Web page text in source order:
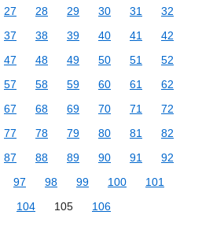
27 28 29 30 31
32
37 38 39 40 41
42
47 48 49 50 51
52
57 58 59 60 61
62
67 68 69 70 71
72
77 78 79 80 81
82
87 88 89 90 91
92
97 98 99 100
101
104 105 106